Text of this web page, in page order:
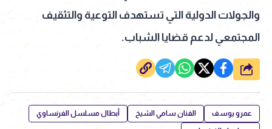
والجولات الدولية التي تستهدف التوعية والتثقيف
المجتمعي لدعم قضايا الشباب.
شارك
عمرو يوسف الفنان سامي الشيخ أبطال مسلسل الفرنساوي